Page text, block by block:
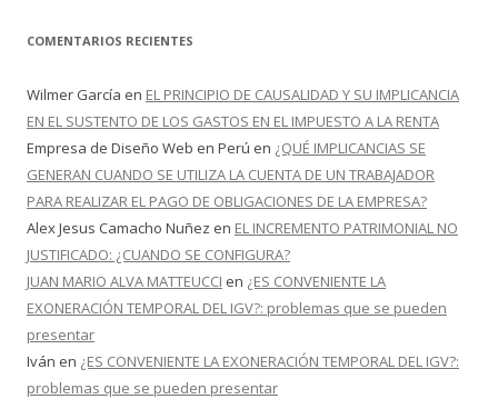
COMENTARIOS RECIENTES
Wilmer García en EL PRINCIPIO DE CAUSALIDAD Y SU IMPLICANCIA
EN EL SUSTENTO DE LOS GASTOS EN EL IMPUESTO A LA RENTA
Empresa de Diseño Web en Perú en ¿QUÉ IMPLICANCIAS SE
GENERAN CUANDO SE UTILIZA LA CUENTA DE UN TRABAJADOR
PARA REALIZAR EL PAGO DE OBLIGACIONES DE LA EMPRESA?
Alex Jesus Camacho Nuñez en EL INCREMENTO PATRIMONIAL NO
JUSTIFICADO: ¿CUANDO SE CONFIGURA?
JUAN MARIO ALVA MATTEUCCI en ¿ES CONVENIENTE LA
EXONERACIÓN TEMPORAL DEL IGV?: problemas que se pueden
presentar
Iván en ¿ES CONVENIENTE LA EXONERACIÓN TEMPORAL DEL IGV?:
problemas que se pueden presentar